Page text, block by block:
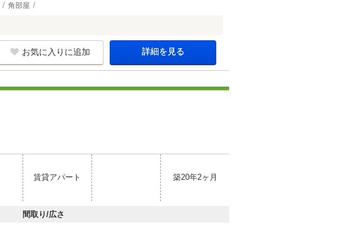
角部屋
お気に入りに追加 詳細を見る
賃貸アパート 築20年2ヶ月
間取り/広さ